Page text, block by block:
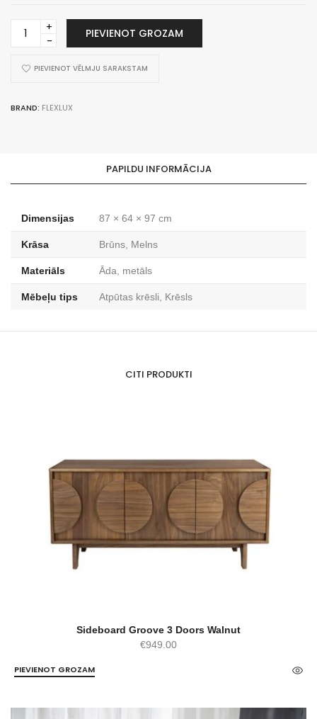
Recliner
Brown·
daudzums
PIEVIENOT GROZAM
PIEVIENOT VĒLMJU SARAKSTAM
BRAND: FLEXLUX
PAPILDU INFORMĀCIJA
Dimensijas 87 × 64 × 97 cm
Krāsa Brūns, Melns
Materiāls Āda, metāls
Mēbeļu tips Atpūtas krēsli, Krēsls
CITI PRODUKTI
Sideboard Groove 3 Doors Walnut
€949.00
PIEVIENOT GROZAM